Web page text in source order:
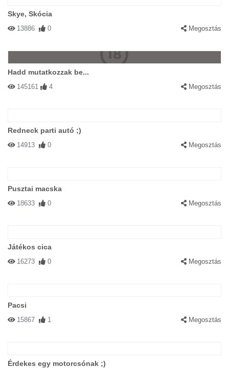
Skye, Skócia
13886 0 Megosztás
Hadd mutatkozzak be...
145161 4 Megosztás
Redneck parti autó ;)
14913 0 Megosztás
Pusztai macska
18633 0 Megosztás
Játékos cica
16273 0 Megosztás
Pacsi
15867 1 Megosztás
Érdekes egy motorcsónak ;)